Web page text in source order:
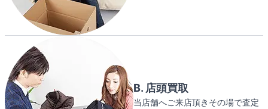
B. 店頭買取
当店舗へご来店頂きその場で査定